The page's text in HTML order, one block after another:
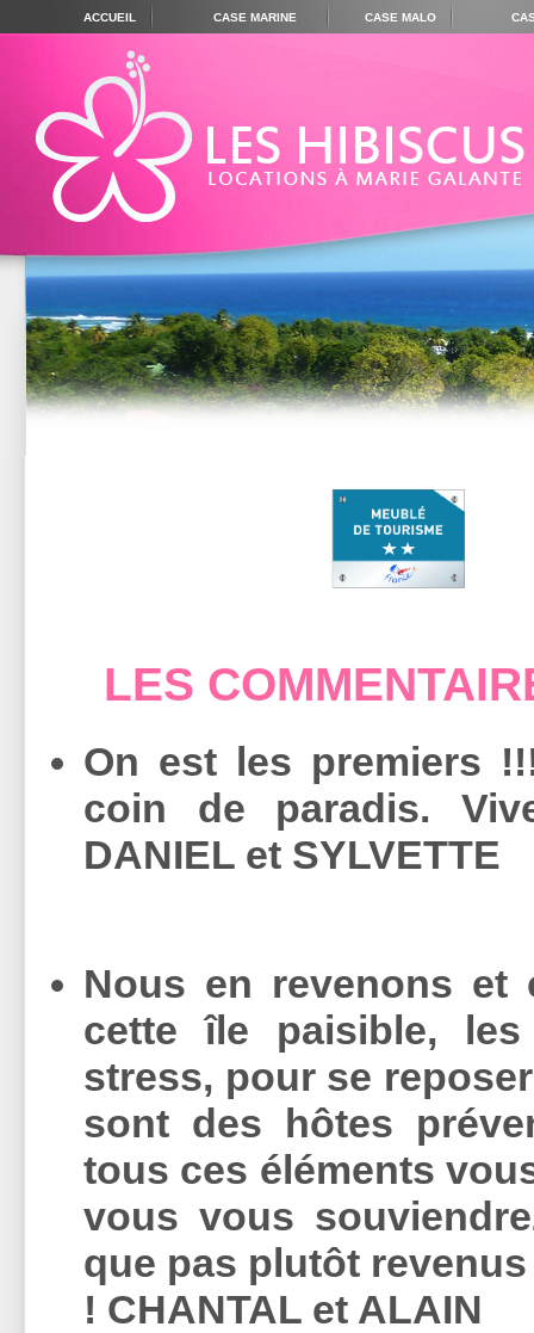
ACCUEIL CASE MARINE CASE MALO
LES
On est les premiers
coin de paradis.
DANIEL et SYLVETTE
Nous en revenons et
cette île paisible,
stress, pour se
sont des hôtes
tous ces éléments
vous vous
que pas plutôt
! CHANTAL et ALAIN